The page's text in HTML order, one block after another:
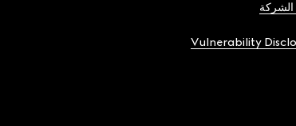
Vulnerability